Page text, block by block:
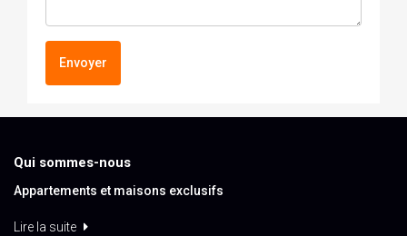
Envoyer
Qui sommes-nous
Appartements et maisons exclusifs
Lire la suite